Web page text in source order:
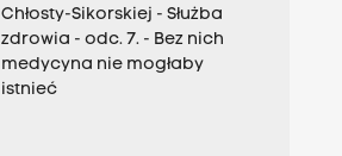
Chłosty-Sikorskiej - Służba
zdrowia - odc. 7. - Bez nich
medycyna nie mogłaby
istnieć